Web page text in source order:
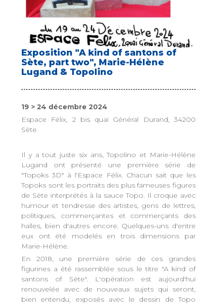
Exposition "A kind of santons of
Sète, part two", Marie-Hélène
Lugand & Topolino
19 > 24 décembre 2024
Espace Félix, 2 bis quai Général Durand, 34200
Sète
Il y a tout juste six ans, Topolino et Marie-Hélène
Lugand ont présenté une première série de
"Topoks 3D" à l'Espace Félix. Chacun sait que les
Topoks sont les portraits des plus fameuses figures
de Sète interprétés à la sauce Topo. Il croque avec
humour et tendresse des artistes, gens de lettres,
politiques, commerçantes et commerçants des
halles, bien d'autres encore. Quelques-uns d'entre
eux ont été modelés en trois dimensions par
Marie-Hélène.
En 2018, une première série de ces grandes
figurines a été rassemblée sous le titre "A kind of
santons of Sète". L'opération est aujourd'hui
renouvelée avec de nouveaux sujets qui seront,
bien entendu, exposés avec le dessin de Topo